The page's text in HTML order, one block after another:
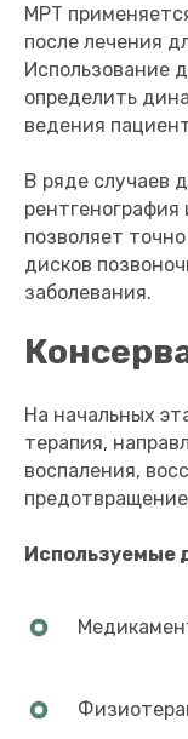
МРТ
после лечения
Использование
определить
ведения
В ряде случаев
позволяет
дисков
заболевания.
На начальных
терапия,
воспаления,
Используемые